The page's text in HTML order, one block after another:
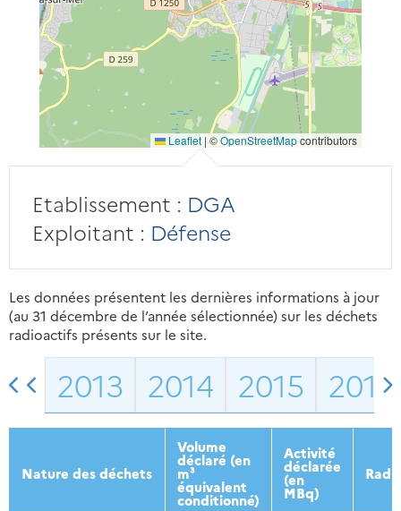
Leaflet | ©OpenStreetMapcontributors
Etablissement : DGA
Exploitant : Défense
Les données présentent les dernières informations à jour
(au 31 décembre de l’année sélectionnée) sur les déchets
radioactifs présents sur le site.
2013 2014 2015 2016
Nature des déchets
Volume
déclaré (en
m³
équivalent
conditionné)
Activité
déclarée
(en
MBq)